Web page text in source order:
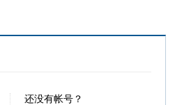
还没有帐号？